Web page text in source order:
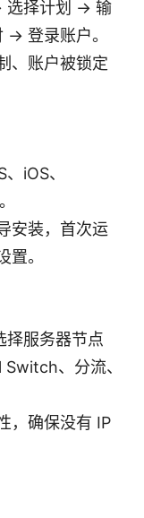
选择计划 → 输
登录账户。
、账户被锁定
iOS、
安装，首次运
。
服务器节点
、分流、
，确保没有 IP